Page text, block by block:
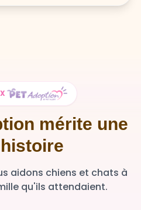
X
mérite une
aidons chiens et chats à
qu'ils attendaient.